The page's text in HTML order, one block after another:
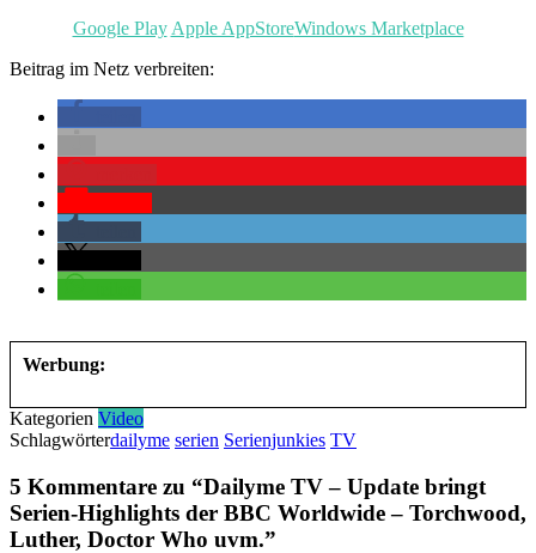
Google Play Apple AppStoreWindows Marketplace
Beitrag im Netz verbreiten:
Werbung:
Kategorien Video
Schlagwörterdailyme serien Serienjunkies TV
5 Kommentare zu “Dailyme TV – Update bringt
Serien-Highlights der BBC Worldwide – Torchwood,
Luther, Doctor Who uvm.”